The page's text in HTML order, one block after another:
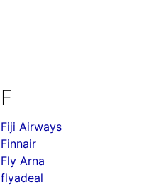
F
Fiji Airways
Finnair
Fly Arna
flyadeal